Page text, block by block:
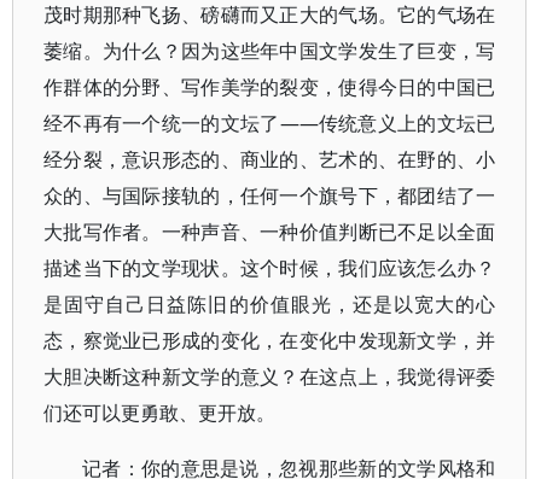
茂时期那种飞扬、磅礴而又正大的气场。它的气场在
萎缩。为什么？因为这些年中国文学发生了巨变，写
作群体的分野、写作美学的裂变，使得今日的中国已
经不再有一个统一的文坛了——传统意义上的文坛已
经分裂，意识形态的、商业的、艺术的、在野的、小
众的、与国际接轨的，任何一个旗号下，都团结了一
大批写作者。一种声音、一种价值判断已不足以全面
描述当下的文学现状。这个时候，我们应该怎么办？
是固守自己日益陈旧的价值眼光，还是以宽大的心
态，察觉业已形成的变化，在变化中发现新文学，并
大胆决断这种新文学的意义？在这点上，我觉得评委
们还可以更勇敢、更开放。
记者：你的意思是说，忽视那些新的文学风格和